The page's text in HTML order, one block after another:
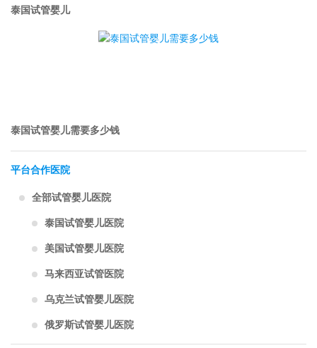
泰国试管婴儿
泰国试管婴儿需要多少钱
平台合作医院
全部试管婴儿医院
泰国试管婴儿医院
美国试管婴儿医院
马来西亚试管医院
乌克兰试管婴儿医院
俄罗斯试管婴儿医院